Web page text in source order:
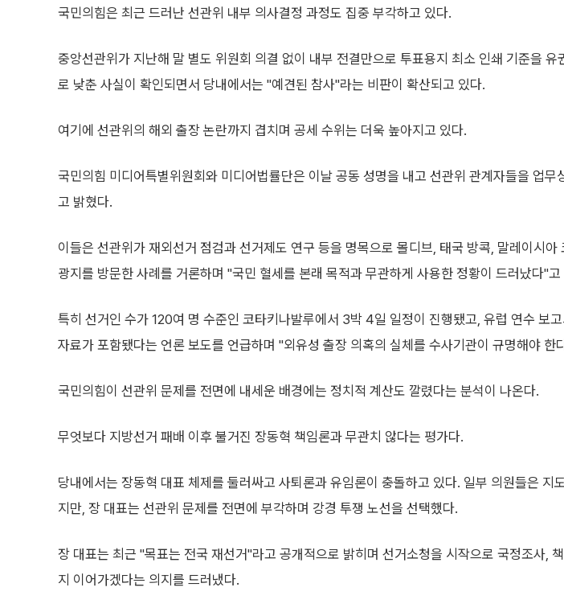
국민의힘은 최근 드러난 선관위 내부 의사결정 과정도 집중 부각하고 있다.
중앙선관위가 지난해 말 별도 위원회 의결 없이 내부 전결만으로 투표용지 최소 인쇄 기준을
로 낮춘 사실이 확인되면서 당내에서는 "예견된 참사"라는 비판이 확산되고 있다.
여기에 선관위의 해외 출장 논란까지 겹치며 공세 수위는 더욱 높아지고 있다.
국민의힘 미디어특별위원회와 미디어법률단은 이날 공동 성명을 내고 선관위 관계자들을 업무
고 밝혔다.
이들은 선관위가 재외선거 점검과 선거제도 연구 등을 명목으로 몰디브, 태국 방콕, 말레이시아
광지를 방문한 사례를 거론하며 "국민 혈세를 본래 목적과 무관하게 사용한 정황이 드러났다"고
특히 선거인 수가 120여 명 수준인 코타키나발루에서 3박 4일 일정이 진행됐고, 유럽 연수 보
자료가 포함됐다는 언론 보도를 언급하며 "외유성 출장 의혹의 실체를 수사기관이 규명해야 한
국민의힘이 선관위 문제를 전면에 내세운 배경에는 정치적 계산도 깔렸다는 분석이 나온다.
무엇보다 지방선거 패배 이후 불거진 장동혁 책임론과 무관치 않다는 평가다.
당내에서는 장동혁 대표 체제를 둘러싸고 사퇴론과 유임론이 충돌하고 있다. 일부 의원들은 지
지만, 장 대표는 선관위 문제를 전면에 부각하며 강경 투쟁 노선을 선택했다.
장 대표는 최근 "목표는 전국 재선거"라고 공개적으로 밝히며 선거소청을 시작으로 국정조사,
지 이어가겠다는 의지를 드러냈다.